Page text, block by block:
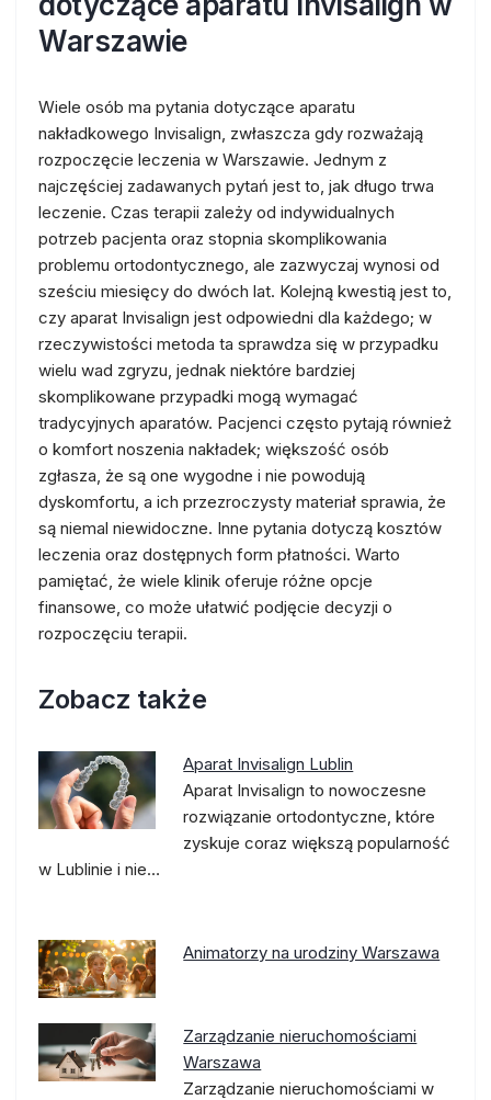
Warszawie
Wiele osób ma pytania dotyczące aparatu
nakładkowego Invisalign, zwłaszcza gdy rozważają
rozpoczęcie leczenia w Warszawie. Jednym z
najczęściej zadawanych pytań jest to, jak długo trwa
leczenie. Czas terapii zależy od indywidualnych
potrzeb pacjenta oraz stopnia skomplikowania
problemu ortodontycznego, ale zazwyczaj wynosi od
sześciu miesięcy do dwóch lat. Kolejną kwestią jest to,
czy aparat Invisalign jest odpowiedni dla każdego; w
rzeczywistości metoda ta sprawdza się w przypadku
wielu wad zgryzu, jednak niektóre bardziej
skomplikowane przypadki mogą wymagać
tradycyjnych aparatów. Pacjenci często pytają również
o komfort noszenia nakładek; większość osób
zgłasza, że są one wygodne i nie powodują
dyskomfortu, a ich przezroczysty materiał sprawia, że
są niemal niewidoczne. Inne pytania dotyczą kosztów
leczenia oraz dostępnych form płatności. Warto
pamiętać, że wiele klinik oferuje różne opcje
finansowe, co może ułatwić podjęcie decyzji o
rozpoczęciu terapii.
Zobacz także
Aparat Invisalign Lublin
Aparat Invisalign to nowoczesne
rozwiązanie ortodontyczne, które
zyskuje coraz większą popularność
w Lublinie i nie…
Animatorzy na urodziny Warszawa
Zarządzanie nieruchomościami
Warszawa
Zarządzanie nieruchomościami w